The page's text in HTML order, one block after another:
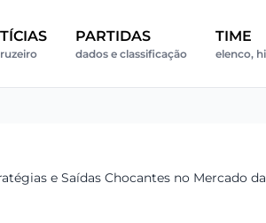
PARTIDAS
dados e classificação
TIME
elenco,
e Saídas Chocantes no Mercado